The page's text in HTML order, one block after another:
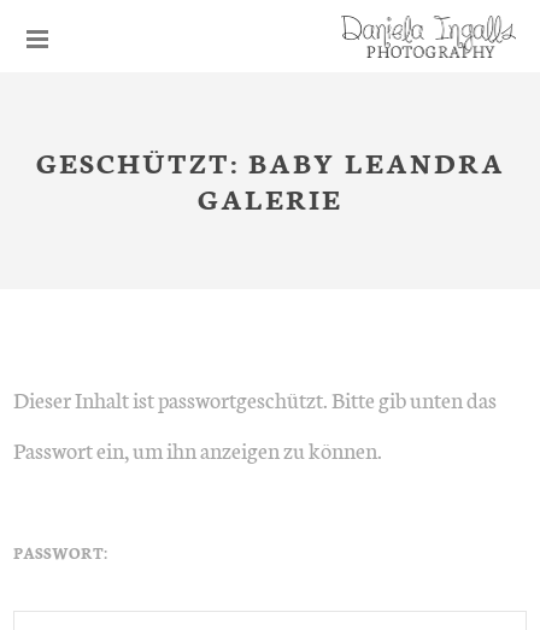
GESCHÜTZT: BABY LEANDRA
GALERIE
Dieser Inhalt ist passwortgeschützt. Bitte gib unten das
Passwort ein, um ihn anzeigen zu können.
PASSWORT: